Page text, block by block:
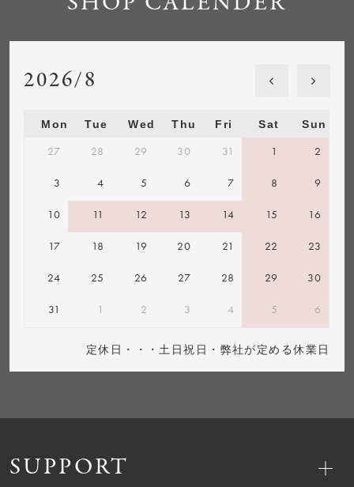
SUPPORT
2026/8
Mon Tue Wed Thu Fri Sat Sun
27 28 29 30 31 1 2
3 4 5 6 7 8 9
10 11 12 13 14 15 16
17 18 19 20 21 22 23
24 25 26 27 28 29 30
31 1 2 3 4 5 6
定休日・・・土日祝日・弊社が定める休業日